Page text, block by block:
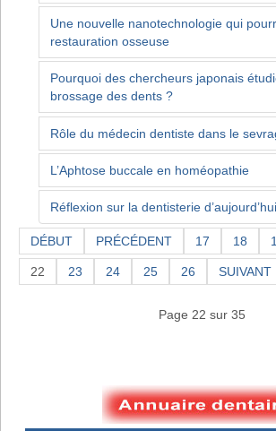
Une nouvelle nanotechnologie qui
restauration osseuse
Pourquoi des chercheurs japonais
brossage des dents ?
Rôle du médecin dentiste dans le
L’Aphtose buccale en homéopathie
Réflexion sur la dentisterie d’aujourd’hui
DÉBUT PRÉCÉDENT 17 18
22 23 24 25 26 SUIVANT
Page 22 sur 35